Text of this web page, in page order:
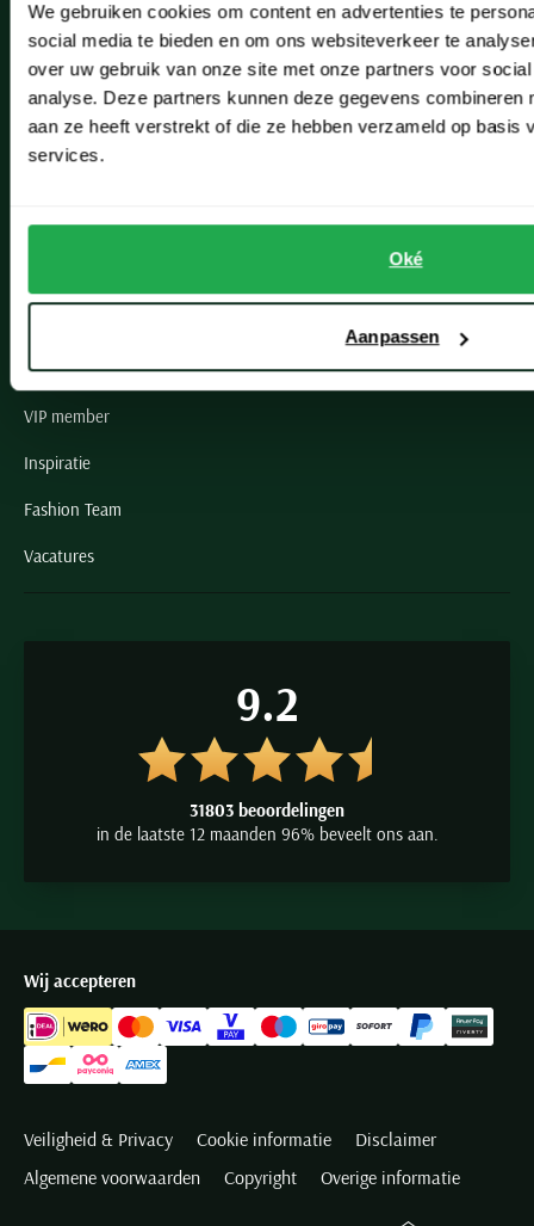
We gebruiken cookies om content en advertenties te
social media te bieden en om ons websiteverkeer te
over uw gebruik van onze site met onze partners voor
analyse. Deze partners kunnen deze gegevens combineren
aan ze heeft verstrekt of die ze hebben verzameld op basis
services.
Oké
Aanpassen
Leiderdorp
Lisse
Noordwijk
Oegstgeest
Paul & Shark specialist
VIP member
Inspiratie
Fashion Team
Vacatures
9.2
31803 beoordelingen
in de laatste 12 maanden 96% beveelt ons aan.
Wij accepteren
Veiligheid & Privacy Cookie informatie
Disclaimer
Algemene voorwaarden
Copyright Overige informatie